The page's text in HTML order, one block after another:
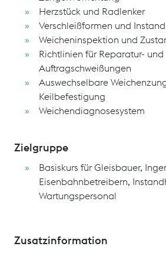
Herzstück und Radlenker
Verschleißformen und
Weicheninspektion und
Richtlinien für Reparatur- und
Auftragschweißungen
Auswechselbare
Keilbefestigung
Weichendiagnosesystem
Zielgruppe
Basiskurs für Gleisbauer,
Eisenbahnbetreibern,
Wartungspersonal
Zusatzinformation